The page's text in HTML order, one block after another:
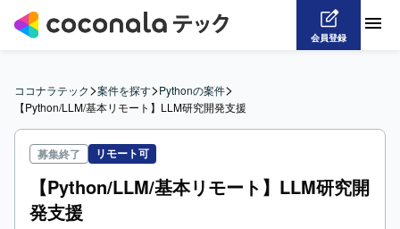
会員登録
ココナラテック>案件を探す>Pythonの案件>
【Python/LLM/基本リモート】LLM研究開発支援
募集終了 リモート可
【Python/LLM/基本リモート】LLM研究開
発支援